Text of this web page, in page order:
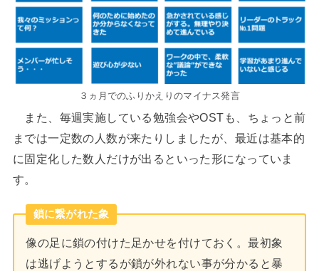
３ヵ月でのふりかえりのマイナス発言
また、毎週実施している勉強会やOSTも、ちょっと前
までは一定数の人数が来たりしましたが、最近は基本的
に固定化した数人だけが出るといった形になっていま
す。
鎖に繋がれた象
像の足に鎖の付けた足かせを付けておく。最初象
は逃げようとするが鎖が外れない事が分かると暴